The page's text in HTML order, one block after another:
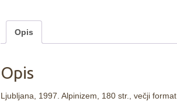
Opis
Opis
Ljubljana, 1997. Alpinizem, 180 str., večji format